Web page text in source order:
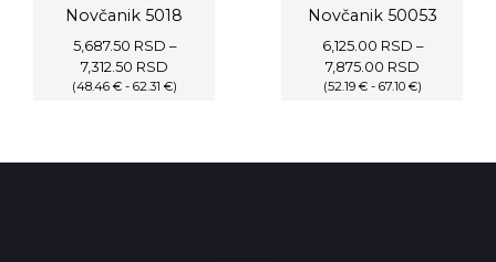
Novčanik 5018
5,687.50 RSD –
7,312.50 RSDPrice
range:
(48.46 € - 62.31 €)
Novčanik 50053
6,125.00 RSD –
7,875.00 RSDPrice
range:
(52.19 € - 67.10 €)